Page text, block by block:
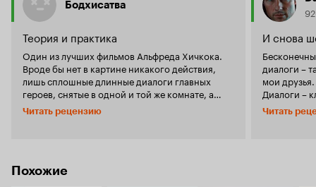
Бодхисатва
Теория и практика
Один из лучших фильмов Альфреда Хичкока.
Вроде бы нет в картине никакого действия,
лишь сплошные длинные диалоги главных
героев, снятые в одной и той же комнате, а
оторваться от экрана невозможно. В центре
сюжета: излюбленная тема режиссера –
своим фильмом задает зрителю вопрос: можно
Читать рецензию
И снова
диалоги –
мои
Диалоги –
выполнены
уровне.
Читать
Похожие